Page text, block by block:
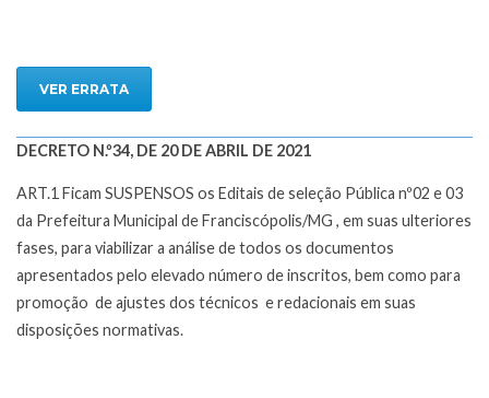
VER ERRATA
DECRETO N.º34, DE 20 DE ABRIL DE 2021
ART.1 Ficam SUSPENSOS os Editais de seleção Pública nº02 e 03
da Prefeitura Municipal de Franciscópolis/MG , em suas ulteriores
fases, para viabilizar a análise de todos os documentos
apresentados pelo elevado número de inscritos, bem como para
promoção de ajustes dos técnicos e redacionais em suas
disposições normativas.